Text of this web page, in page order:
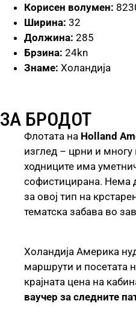
Корисен волумен:
Ширина: 32
Должина: 285
Брзина: 24kn
Знаме: Холандија
ЗА БРОДОТ
Флотата на Holland
изглед – црни и
ходниците има
софистицирана. Нема
за овој тип на
тематска забава во
Холандија Америка
маршрути и посетата
крајната цена на
ваучер за следните